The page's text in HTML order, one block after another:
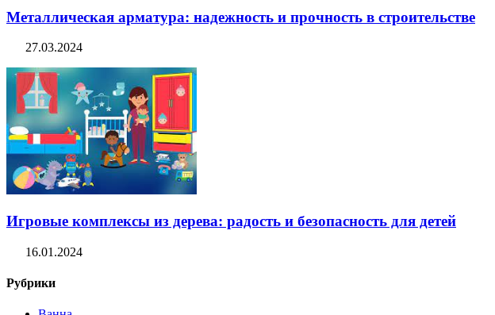
Металлическая арматура: надежность и прочность в строительстве
27.03.2024
Игровые комплексы из дерева: радость и безопасность для детей
16.01.2024
Рубрики